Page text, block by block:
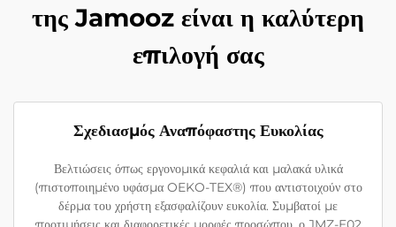
της Jamooz είναι η καλύτερη
επιλογή σας
Σχεδιασμός Αναπόφαστης Ευκολίας
Βελτιώσεις όπως εργονομικά κεφαλιά και μαλακά υλικά
(πιστοποιημένο υφάσμα OEKO-TEX®) που αντιστοιχούν στο
δέρμα του χρήστη εξασφαλίζουν ευκολία. Συμβατοί με